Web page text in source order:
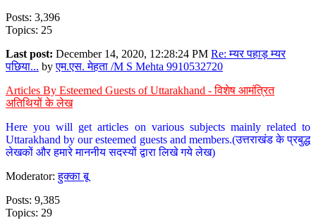
Posts: 3,396
Topics: 25
Last post: December 14, 2020, 12:28:24 PM Re: म्यर पहाड़ म्यर
पछिया... byएम.एस. मेहता /M S Mehta 9910532720
Articles By Esteemed Guests of Uttarakhand - विशेष आमंत्रित
अतिथियों के लेख
Here you will get articles on various subjects mainly related to
Uttarakhand by our esteemed guests and members.(उत्तराखंड के प्रबुद्ध
लेखकों और हमारे माननीय सदस्यों द्वारा लिखे गये लेख)
Moderator:हुक्का बू
Posts: 9,385
Topics: 29